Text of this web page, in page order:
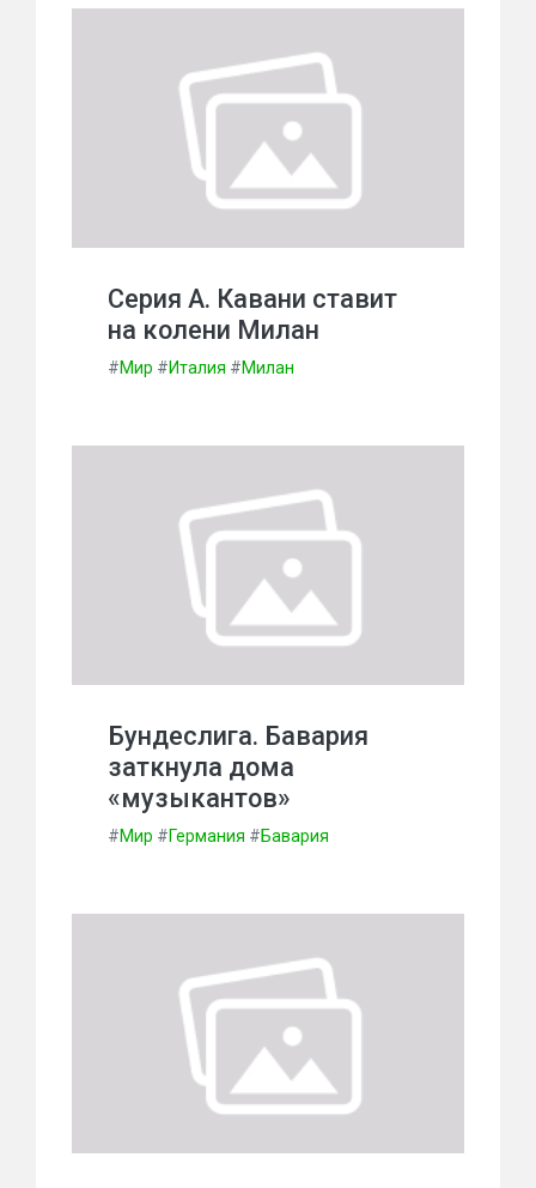
Серия А. Кавани ставит
на колени Милан
#Мир #Италия #Милан
Бундеслига. Бавария
заткнула дома
«музыкантов»
#Мир #Германия #Бавария